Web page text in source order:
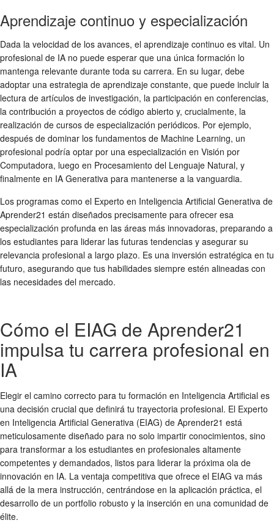
Aprendizaje continuo y especialización
Dada la velocidad de los avances, el aprendizaje continuo es vital. Un
profesional de IA no puede esperar que una única formación lo
mantenga relevante durante toda su carrera. En su lugar, debe
adoptar una estrategia de aprendizaje constante, que puede incluir la
lectura de artículos de investigación, la participación en conferencias,
la contribución a proyectos de código abierto y, crucialmente, la
realización de cursos de especialización periódicos. Por ejemplo,
después de dominar los fundamentos de Machine Learning, un
profesional podría optar por una especialización en Visión por
Computadora, luego en Procesamiento del Lenguaje Natural, y
finalmente en IA Generativa para mantenerse a la vanguardia.
Los programas como el Experto en Inteligencia Artificial Generativa de
Aprender21 están diseñados precisamente para ofrecer esa
especialización profunda en las áreas más innovadoras, preparando a
los estudiantes para liderar las futuras tendencias y asegurar su
relevancia profesional a largo plazo. Es una inversión estratégica en tu
futuro, asegurando que tus habilidades siempre estén alineadas con
las necesidades del mercado.
Cómo el EIAG de Aprender21
impulsa tu carrera profesional en
IA
Elegir el camino correcto para tu formación en Inteligencia Artificial es
una decisión crucial que definirá tu trayectoria profesional. El Experto
en Inteligencia Artificial Generativa (EIAG) de Aprender21 está
meticulosamente diseñado para no solo impartir conocimientos, sino
para transformar a los estudiantes en profesionales altamente
competentes y demandados, listos para liderar la próxima ola de
innovación en IA. La ventaja competitiva que ofrece el EIAG va más
allá de la mera instrucción, centrándose en la aplicación práctica, el
desarrollo de un portfolio robusto y la inserción en una comunidad de
élite.